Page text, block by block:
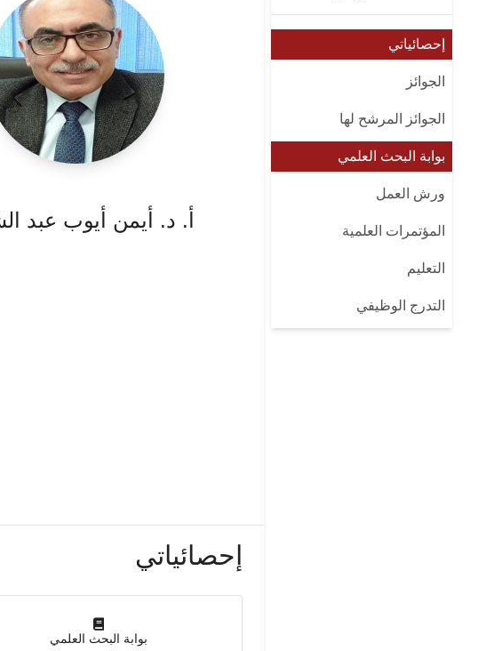
إحصائياتي
الجوائز
الجوائز المرشح لها
بوابة البحث العلمي
ورش العمل
المؤتمرات العلمية
التعليم
التدرج الوظيفي
أ. د. أيمن أيوب عبد
إحصائياتي
بوابة البحث العلمي